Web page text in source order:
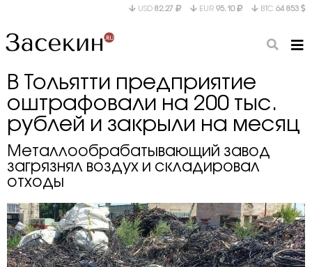
USD 82.27 EUR 95.10 BTC 64 853
В Тольятти предприятие
оштрафовали на 200 тыс.
рублей и закрыли на месяц
Металлообрабатывающий завод
загрязнял воздух и складировал
отходы